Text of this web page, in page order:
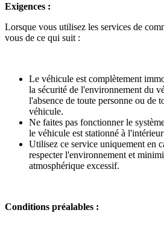
Exigences :
Lorsque vous utilisez les services de
vous de ce qui suit :
Le véhicule est complètement
la sécurité de l'environnement du
l'absence de toute personne ou de
véhicule.
Ne faites pas fonctionner le
le véhicule est stationné à
Utilisez ce service uniquement en
respecter l'environnement et
atmosphérique excessif.
Conditions préalables :